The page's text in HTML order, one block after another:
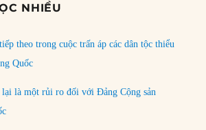
NHIỀU
theo trong cuộc trấn áp các dân tộc thiểu
Quốc
lại là một rủi ro đối với Đảng Cộng sản